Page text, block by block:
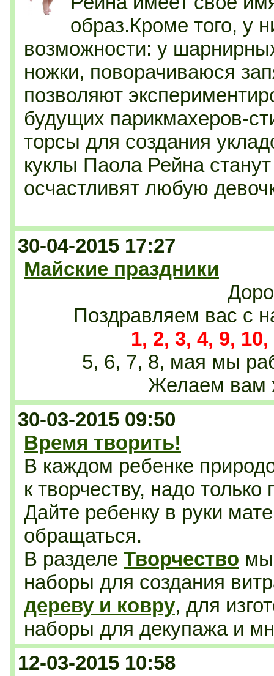
образ.Кроме того, у
возможности: у
ножки, поворачиваюся
позволяют
будущих парикмахеров-
торсы для создания
куклы Паола Рейна
осчастливят любую
30-04-2015 17:27
Майские праздники
Поздравляем вас с
1, 2, 3, 4, 9,
5, 6, 7, 8, мая мы
Желаем вам
30-03-2015 09:50
Время творить!
В каждом ребенке
к творчеству, надо
Дайте ребенку в руки
обращаться.
В разделе Творчество мы
наборы для создания
дереву и ковру, для
наборы для декупажа и
12-03-2015 10:58